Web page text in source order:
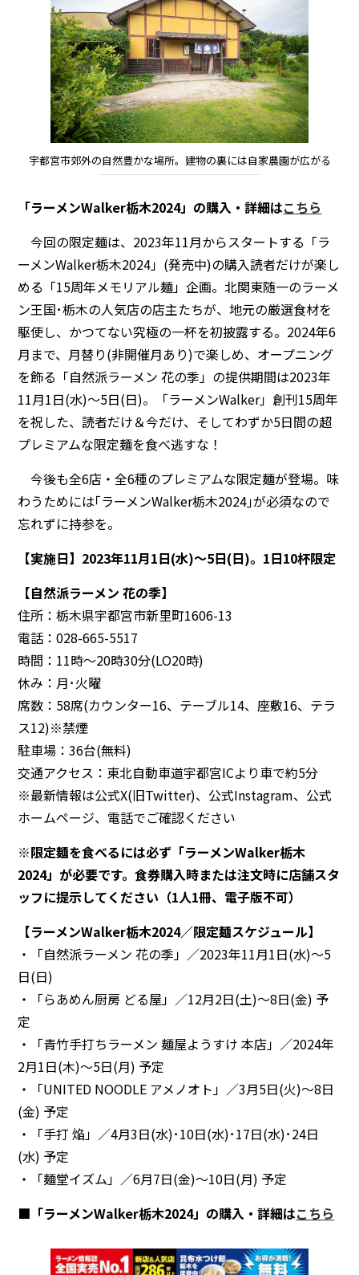
宇都宮市郊外の自然豊かな場所。建物の裏には自家農園が広がる
「ラーメンWalker栃木2024」の購入・詳細はこちら
今回の限定麺は、2023年11月からスタートする「ラ
ーメンWalker栃木2024」(発売中)の購入読者だけが楽し
める「15周年メモリアル麺」企画。北関東随一のラーメ
ン王国･栃木の人気店の店主たちが、地元の厳選食材を
駆使し、かつてない究極の一杯を初披露する。2024年6
月まで、月替り(非開催月あり)で楽しめ、オープニング
を飾る「自然派ラーメン 花の季」の提供期間は2023年
11月1日(水)～5日(日)。「ラーメンWalker」創刊15周年
を祝した、読者だけ＆今だけ、そしてわずか5日間の超
プレミアムな限定麺を食べ逃すな！
今後も全6店・全6種のプレミアムな限定麺が登場。味
わうためには｢ラーメンWalker栃木2024｣が必須なので
忘れずに持参を。
【実施日】2023年11月1日(水)～5日(日)。1日10杯限定
【自然派ラーメン 花の季】
住所：栃木県宇都宮市新里町1606-13
電話：028-665-5517
時間：11時～20時30分(LO20時)
休み：月･火曜
席数：58席(カウンター16、テーブル14、座敷16、テラ
ス12)※禁煙
駐車場：36台(無料)
交通アクセス：東北自動車道宇都宮ICより車で約5分
※最新情報は公式X(旧Twitter)、公式Instagram、公式
ホームページ、電話でご確認ください
※限定麺を食べるには必ず「ラーメンWalker栃木
2024」が必要です。食券購入時または注文時に店舗スタ
ッフに提示してください（1人1冊、電子版不可）
【ラーメンWalker栃木2024／限定麺スケジュール】
・「自然派ラーメン 花の季」／2023年11月1日(水)～5
日(日)
・「らあめん厨房 どる屋」／12月2日(土)～8日(金) 予
定
・「青竹手打ちラーメン 麺屋ようすけ 本店」／2024年
2月1日(木)～5日(月) 予定
・「UNITED NOODLE アメノオト」／3月5日(火)～8日
(金) 予定
・「手打 焔」／4月3日(水)･10日(水)･17日(水)･24日
(水) 予定
・「麺堂イズム」／6月7日(金)～10日(月) 予定
■「ラーメンWalker栃木2024」の購入・詳細はこちら